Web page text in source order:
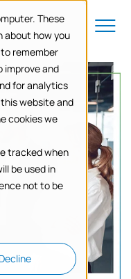
These
about how you
remember
improve and
for analytics
website and
cookies we
tracked when
be used in
not to be
Decline
Menu